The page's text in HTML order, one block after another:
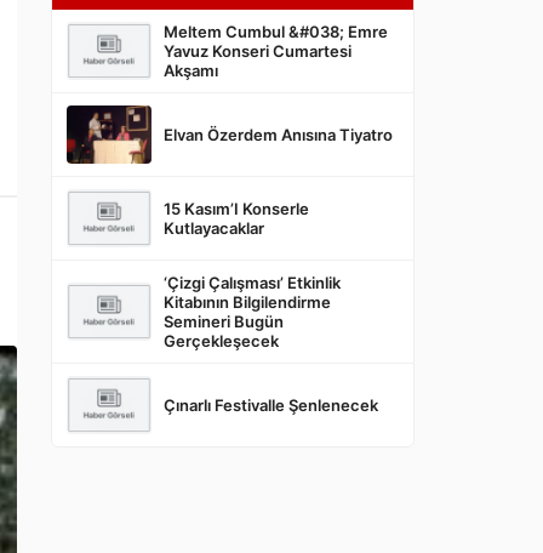
Meltem Cumbul &#038; Emre
Yavuz Konseri Cumartesi
Akşamı
Elvan Özerdem Anısına Tiyatro
15 Kasım’I Konserle
Kutlayacaklar
‘Çizgi Çalışması’ Etkinlik
Kitabının Bilgilendirme
Semineri Bugün
Gerçekleşecek
Çınarlı Festivalle Şenlenecek